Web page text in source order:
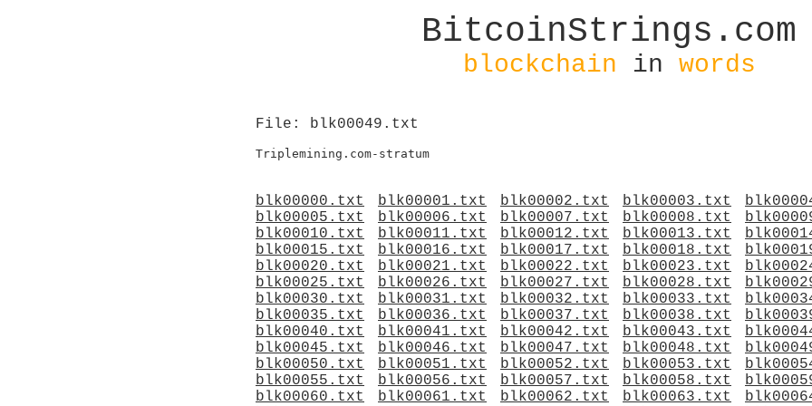
BitcoinStrings.com
blockchain in words
File: blk00049.txt
blk00000.txt blk00001.txt blk00002.txt blk00003.txt
blk00005.txt
blk00006.txt blk00007.txt blk00008.txt
blk00010.txt
blk00011.txt blk00012.txt blk00013.txt
blk00015.txt
blk00016.txt blk00017.txt blk00018.txt
blk00020.txt
blk00021.txt blk00022.txt blk00023.txt
blk00025.txt
blk00026.txt blk00027.txt blk00028.txt
blk00030.txt
blk00031.txt blk00032.txt blk00033.txt
blk00035.txt
blk00036.txt blk00037.txt blk00038.txt
blk00040.txt
blk00041.txt blk00042.txt blk00043.txt
blk00045.txt
blk00046.txt blk00047.txt blk00048.txt
blk00050.txt
blk00051.txt blk00052.txt blk00053.txt
blk00055.txt
blk00056.txt blk00057.txt blk00058.txt
blk00060.txt
blk00061.txt blk00062.txt blk00063.txt